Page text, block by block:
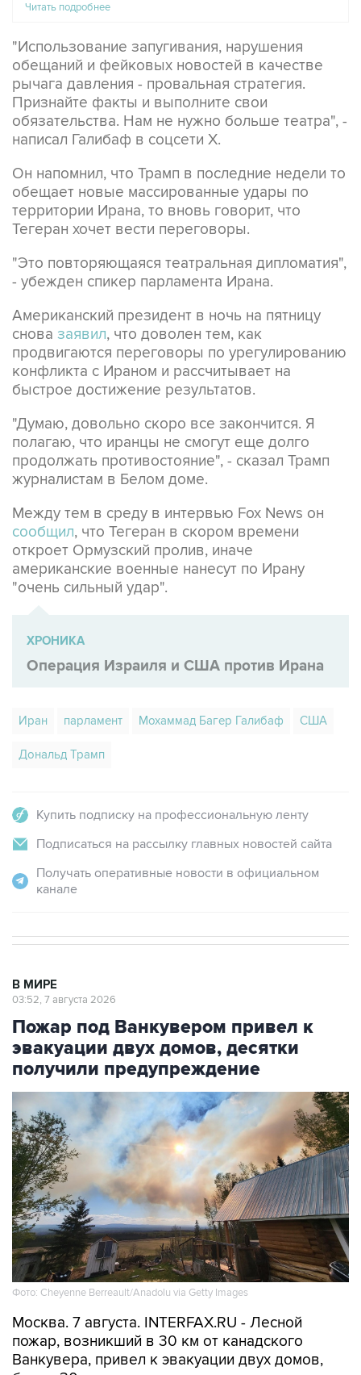
Читать подробнее
"Использование запугивания, нарушения
обещаний и фейковых новостей в качестве
рычага давления - провальная стратегия.
Признайте факты и выполните свои
обязательства. Нам не нужно больше театра", -
написал Галибаф в соцсети X.
Он напомнил, что Трамп в последние недели то
обещает новые массированные удары по
территории Ирана, то вновь говорит, что
Тегеран хочет вести переговоры.
"Это повторяющаяся театральная дипломатия",
- убежден спикер парламента Ирана.
Американский президент в ночь на пятницу
снова заявил, что доволен тем, как
продвигаются переговоры по урегулированию
конфликта с Ираном и рассчитывает на
быстрое достижение результатов.
"Думаю, довольно скоро все закончится. Я
полагаю, что иранцы не смогут еще долго
продолжать противостояние", - сказал Трамп
журналистам в Белом доме.
Между тем в среду в интервью Fox News он
сообщил, что Тегеран в скором времени
откроет Ормузский пролив, иначе
американские военные нанесут по Ирану
"очень сильный удар".
ХРОНИКА
Операция Израиля и США против Ирана
Иран парламент Мохаммад Багер Галибаф США
Дональд Трамп
Купить подписку на профессиональную ленту
Подписаться на рассылку главных новостей сайта
Получать оперативные новости в официальном
канале
В МИРЕ
03:52, 7 августа 2026
Пожар под Ванкувером привел к
эвакуации двух домов, десятки
получили предупреждение
Фото: Cheyenne Berreault/Anadolu via Getty Images
Москва. 7 августа. INTERFAX.RU - Лесной
пожар, возникший в 30 км от канадского
Ванкувера, привел к эвакуации двух домов,